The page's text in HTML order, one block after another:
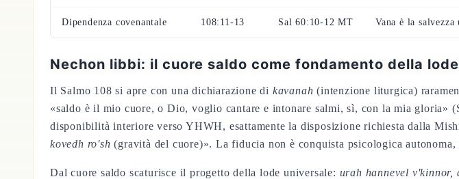
Dipendenza covenantale 108:11-13 Sal 60:10-12 MT Vana è la
Nechon libbi: il cuore saldo come fondamento della
Il Salmo 108 si apre con una dichiarazione di kavanah (intenzione liturgica)
«saldo è il mio cuore, o Dio, voglio cantare e intonare salmi, sì, con la mia gloria»
disponibilità interiore verso YHWH, esattamente la disposizione richiesta dalla
kovedh ro'sh (gravità del cuore)». La fiducia non è conquista psicologica
Dal cuore saldo scaturisce il progetto della lode universale: urah hannevel v'kinnor,